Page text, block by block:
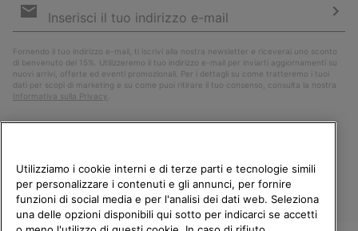
e-
Fornendo il tuo indirizzo e-mail, ti iscrivi alla nostra newsletter e riceverai uno sconto
di benvenuto del 15%. Utilizzeremo il tuo indirizzo e-mail per inviarti aggiornamenti su
nuovi arrivi, offerte ed eventi promozionali. Per i dettagli su come tratteremo i tuoi
dati per scopi di marketing e su come puoi ritirare il tuo consenso, consulta la nostra
Informativa sulla Privacy
Utilizziamo i cookie interni e di terze parti e tecnologie simili
per personalizzare i contenuti e gli annunci, per fornire
funzioni di social media e per l'analisi dei dati web. Seleziona
una delle opzioni disponibili qui sotto per indicarci se accetti